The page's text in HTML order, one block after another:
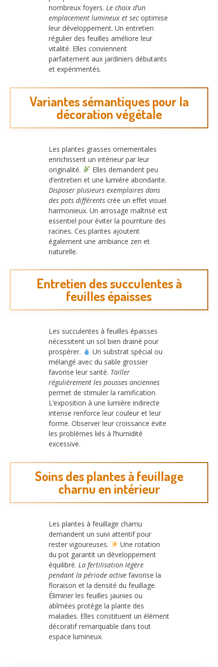
nombreux foyers. Le choix d’un
emplacement lumineux et secoptimise
leur développement. Un entretien
régulier des feuilles améliore leur
vitalité. Elles conviennent
parfaitement aux jardiniers débutants
et expérimentés.
Variantes sémantiques pour la
décoration végétale
Les plantes grasses ornementales
enrichissent un intérieur par leur
originalité.
Elles demandent peu
d’entretien et une lumière abondante.
Disposer plusieurs exemplaires dans
des pots différents crée un effet visuel
harmonieux. Un arrosage maîtrisé est
essentiel pour éviter la pourriture des
racines. Ces plantes ajoutent
également une ambiance zen et
naturelle.
Entretien des succulentes à
feuilles épaisses
Les succulentes à feuilles épaisses
nécessitent un sol bien drainé pour
prospérer.
Un substrat spécial ou
mélangé avec du sable grossier
favorise leur santé. Tailler
régulièrement les pousses anciennes
permet de stimuler la ramification.
L’exposition à une lumière indirecte
intense renforce leur couleur et leur
forme. Observer leur croissance évite
les problèmes liés à l’humidité
excessive.
Soins des plantes à feuillage
charnu en intérieur
Les plantes à feuillage charnu
demandent un suivi attentif pour
rester vigoureuses.
Une rotation
du pot garantit un développement
équilibré. La fertilisation légère
pendant la période active favorise la
floraison et la densité du feuillage.
Éliminer les feuilles jaunies ou
abîmées protège la plante des
maladies. Elles constituent un élément
décoratif remarquable dans tout
espace lumineux.